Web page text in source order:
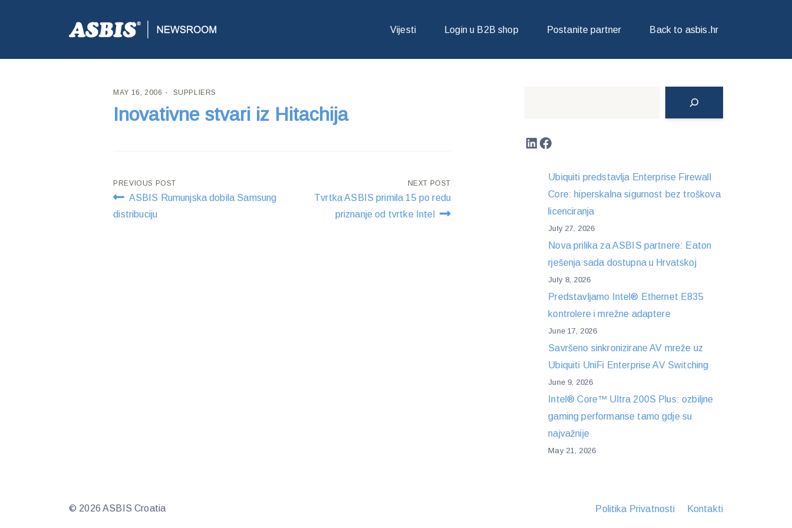
Vijesti Login u B2B shop Postanite partner Back to asbis.hr
ASBIS CROATIA>SUPPLIERS> INOVATIVNE STVARI IZ HITACHIJA
MAY 16, 2006 SUPPLIERS
Inovativne stvari iz Hitachija
Post
navigation
PREVIOUS POST
ASBIS Rumunjska dobila Samsung
distribuciju
NEXT POST
Tvrtka ASBIS primila 15 po redu
priznanje od tvrtke Intel
LinkedIn
Facebook
Ubiquiti predstavlja Enterprise Firewall
Core: hiperskalna sigurnost bez troškova
licenciranja
July 27, 2026
Nova prilika za ASBIS partnere: Eaton
rješenja sada dostupna u Hrvatskoj
July 8, 2026
Predstavljamo Intel® Ethernet E835
kontrolere i mrežne adaptere
June 17, 2026
Savršeno sinkronizirane AV mreže uz
Ubiquiti UniFi Enterprise AV Switching
June 9, 2026
Intel® Core™ Ultra 200S Plus: ozbiljne
gaming performanse tamo gdje su
najvažnije
May 21, 2026
© 2026 ASBIS Croatia Politika Privatnosti Kontakti